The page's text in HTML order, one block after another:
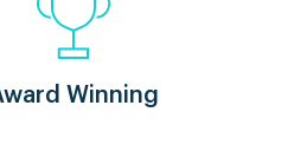
Winning